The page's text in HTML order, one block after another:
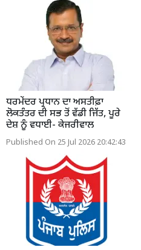
ਧਰਮੇਂਦਰ ਪ੍ਰਧਾਨ ਦਾ ਅਸਤੀਫ਼ਾ
ਲੋਕਤੰਤਰ ਦੀ ਸਭ ਤੋਂ ਵੱਡੀ ਜਿੱਤ, ਪੂਰੇ
ਦੇਸ਼ ਨੂੰ ਵਧਾਈ- ਕੇਜਰੀਵਾਲ
Published On 25 Jul 2026 20:42:43